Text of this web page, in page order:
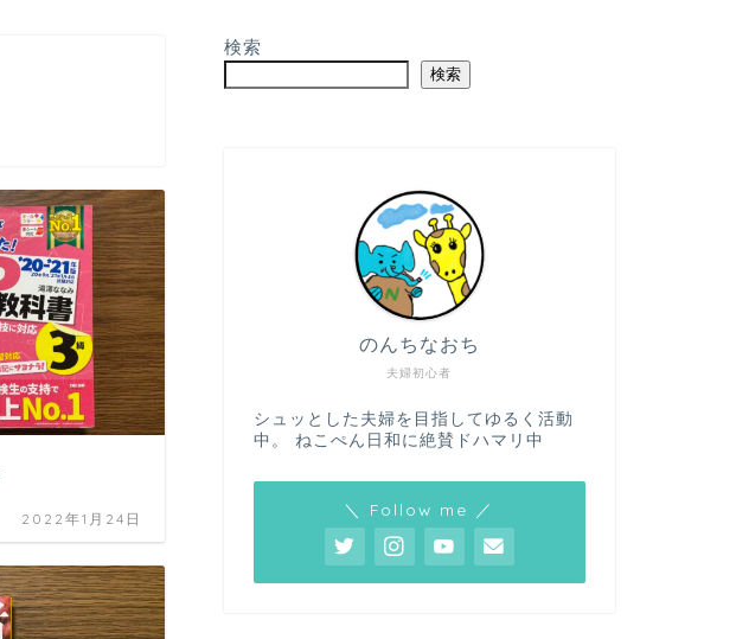
2022年1月24日
検索
検索
夫婦初心者
のんちなおち
シュッとした夫婦を目指してゆるく活動
中。 ねこぺん日和に絶賛ドハマリ中
＼ Follow me ／